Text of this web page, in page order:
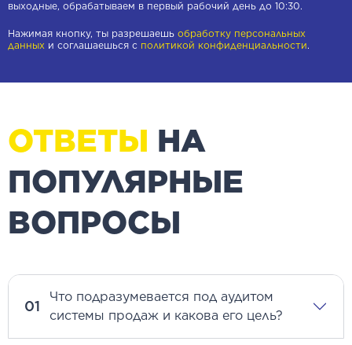
выходные, обрабатываем в первый рабочий день до 10:30.
Нажимая кнопку, ты разрешаешь обработку персональных
данных и соглашаешься с политикой конфиденциальности.
ОТВЕТЫ НА
ПОПУЛЯРНЫЕ
ВОПРОСЫ
01
Что подразумевается под аудитом
системы продаж и какова его цель?